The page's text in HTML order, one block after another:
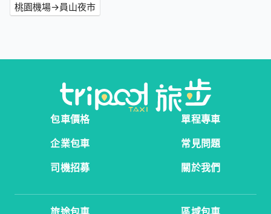
桃園機場→員山夜市
包車價格
單程專車
企業包車
常見問題
司機招募
關於我們